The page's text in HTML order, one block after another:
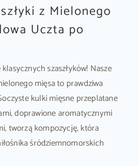
z Mielonego
Uczta po
szaszłyków! Nasze
mięsa to prawdziwa
kulki mięsne przeplatane
doprawione aromatycznymi
tworzą kompozycję, która
śródziemnomorskich